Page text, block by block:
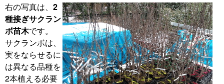
右の写真は、 2
種接ぎサクラン
ボ苗木です。
サクランボは、
実をならせるに
は異なる品種を
2本植える必要